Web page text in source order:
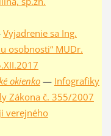
Vyjadrenie sa Ing.
osobnosti“ MUDr.
okienko— Infografiky
Zákona č. 355/2007
verejného